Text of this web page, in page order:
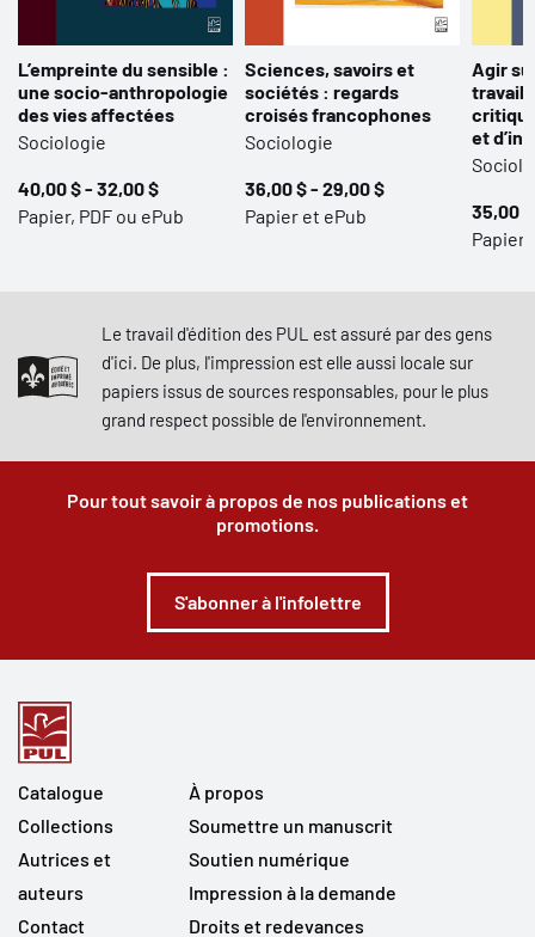
L’empreinte du sensible :
une socio-anthropologie
des vies affectées
Sociologie
40,00 $ - 32,00 $
Papier, PDF ou ePub
Sciences, savoirs et
sociétés : regards
croisés francophones
Sociologie
36,00 $ - 29,00 $
Papier et ePub
Agir
travail
et
35,00
Papier,
Le travail d'édition des PUL est assuré par des gens
d'ici. De plus, l'impression est elle aussi locale sur
papiers issus de sources responsables, pour le plus
grand respect possible de l'environnement.
Pour tout savoir à propos de nos publications et
promotions.
S'abonner à l'infolettre
Catalogue
Collections
Autrices et
auteurs
Contact
À propos
Soumettre un manuscrit
Soutien numérique
Impression à la demande
Droits et redevances